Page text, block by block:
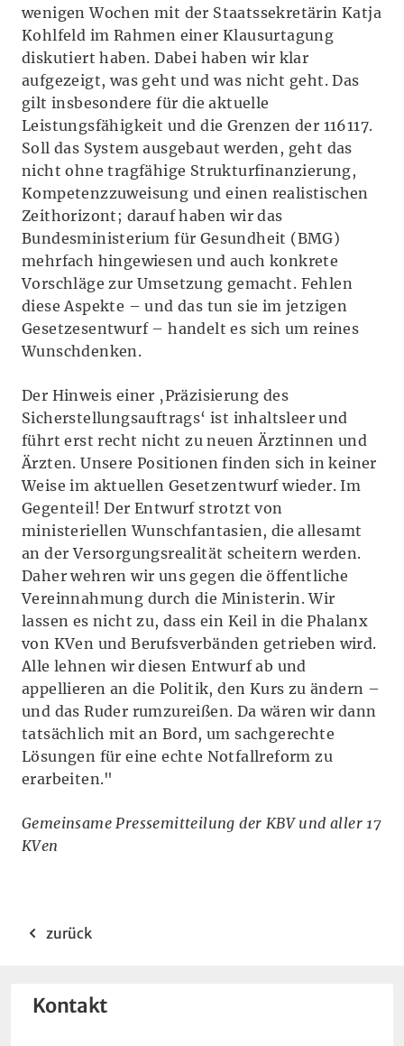
wenigen Wochen mit der Staatssekretärin Katja
Kohlfeld im Rahmen einer Klausurtagung
diskutiert haben. Dabei haben wir klar
aufgezeigt, was geht und was nicht geht. Das
gilt insbesondere für die aktuelle
Leistungsfähigkeit und die Grenzen der 116117.
Soll das System ausgebaut werden, geht das
nicht ohne tragfähige Strukturfinanzierung,
Kompetenzzuweisung und einen realistischen
Zeithorizont; darauf haben wir das
Bundesministerium für Gesundheit (BMG)
mehrfach hingewiesen und auch konkrete
Vorschläge zur Umsetzung gemacht. Fehlen
diese Aspekte – und das tun sie im jetzigen
Gesetzesentwurf – handelt es sich um reines
Wunschdenken.
Der Hinweis einer ‚Präzisierung des
Sicherstellungsauftrags‘ ist inhaltsleer und
führt erst recht nicht zu neuen Ärztinnen und
Ärzten. Unsere Positionen finden sich in keiner
Weise im aktuellen Gesetzentwurf wieder. Im
Gegenteil! Der Entwurf strotzt von
ministeriellen Wunschfantasien, die allesamt
an der Versorgungsrealität scheitern werden.
Daher wehren wir uns gegen die öffentliche
Vereinnahmung durch die Ministerin. Wir
lassen es nicht zu, dass ein Keil in die Phalanx
von KVen und Berufsverbänden getrieben wird.
Alle lehnen wir diesen Entwurf ab und
appellieren an die Politik, den Kurs zu ändern –
und das Ruder rumzureißen. Da wären wir dann
tatsächlich mit an Bord, um sachgerechte
Lösungen für eine echte Notfallreform zu
erarbeiten."
Gemeinsame Pressemitteilung der KBV und aller 17
KVen
zurück
Kontakt